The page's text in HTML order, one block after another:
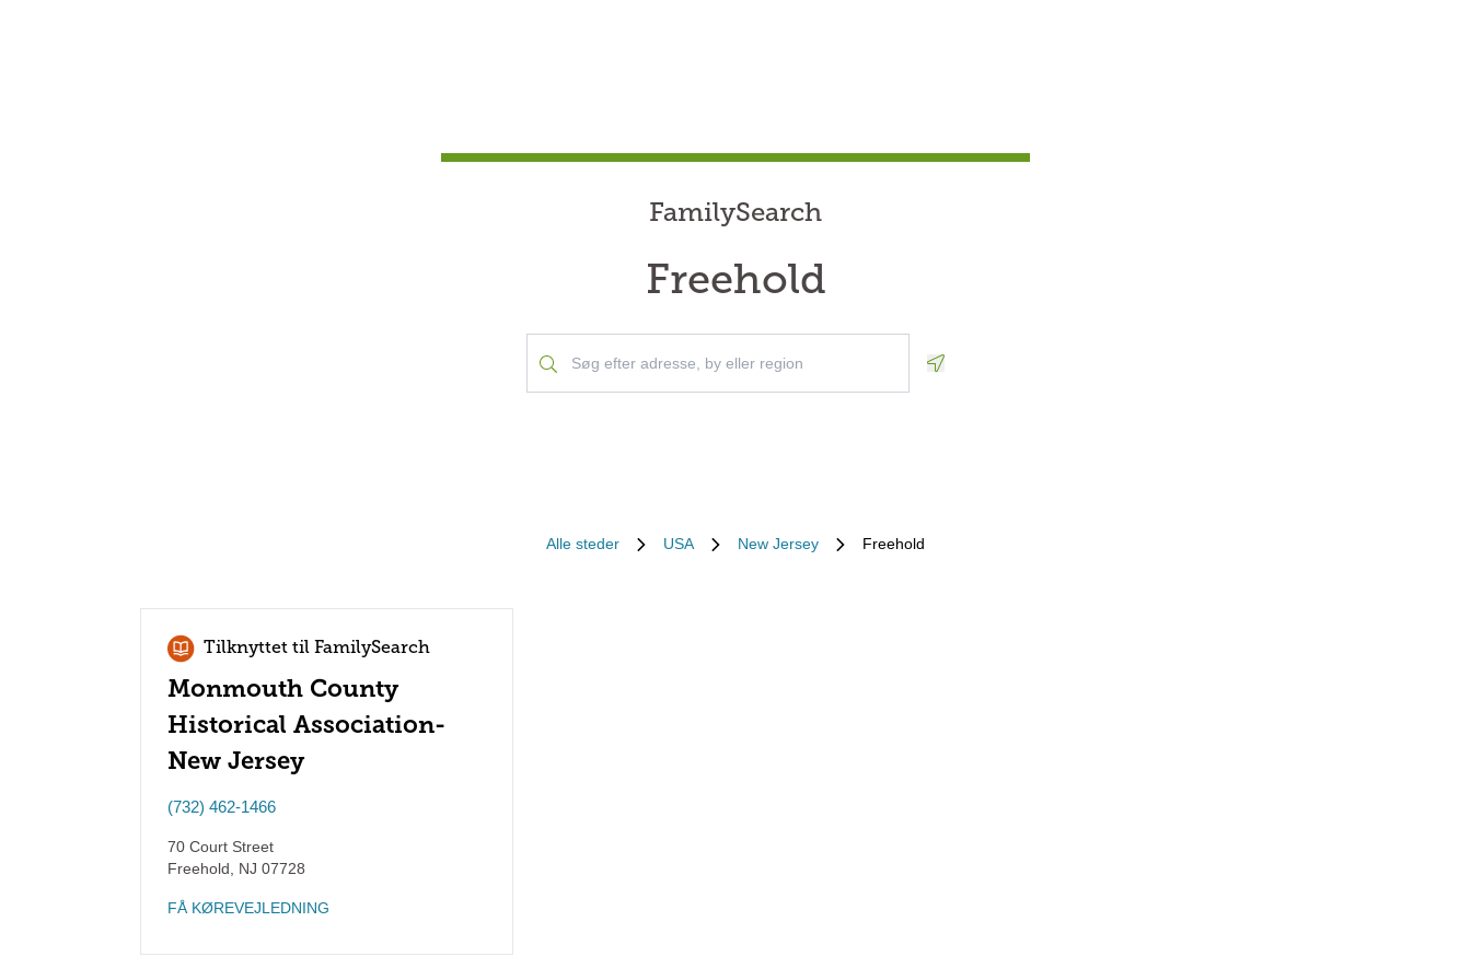
FamilySearch
Freehold
Alle steder USA New Jersey Freehold
Tilknyttet til FamilySearch
Monmouth County
Historical Association-
New Jersey
(732) 462-1466
70 Court Street
Freehold
NJ 07728
FÅ KØREVEJLEDNING